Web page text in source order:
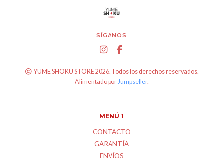
SÍGANOS
YUME SHOKU STORE 2026. Todos los derechos reservados.
Alimentado porJumpseller.
MENÚ 1
CONTACTO
GARANTÍA
ENVÍOS